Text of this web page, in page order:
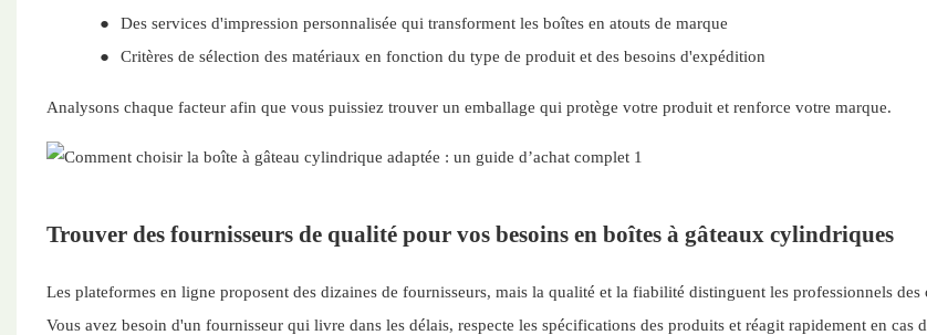
●
Des services d'impression personnalisée qui transforment les boîtes en atouts de marque
●
Critères de sélection des matériaux en fonction du type de produit et des besoins d'expédition
Analysons chaque facteur afin que vous puissiez trouver un emballage qui protège votre produit et renforce votre marque.
Trouver des fournisseurs de qualité pour vos besoins en boîtes à gâteaux cylindriques
Les plateformes en ligne proposent des dizaines de fournisseurs, mais la qualité et la fiabilité distinguent les professionnels des
Vous avez besoin d'un fournisseur qui livre dans les délais, respecte les spécifications des produits et réagit rapidement en cas